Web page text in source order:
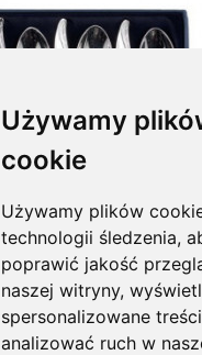
Używamy
cookie
Używamy plików
technologii śledzenia,
poprawić jakość
naszej witryny,
spersonalizowane
analizować ruch w